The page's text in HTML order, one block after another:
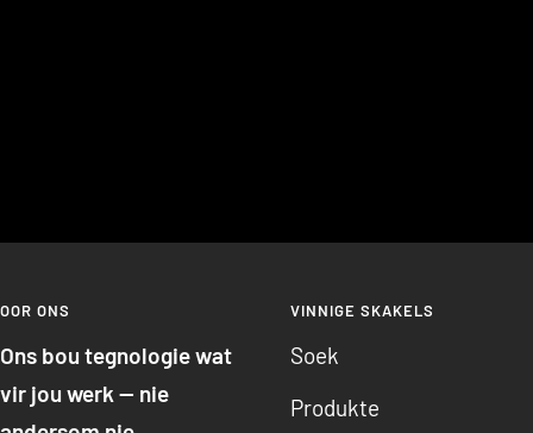
OOR ONS
Ons bou tegnologie wat
vir jou werk — nie
VINNIGE SKAKELS
Soek
Produkte